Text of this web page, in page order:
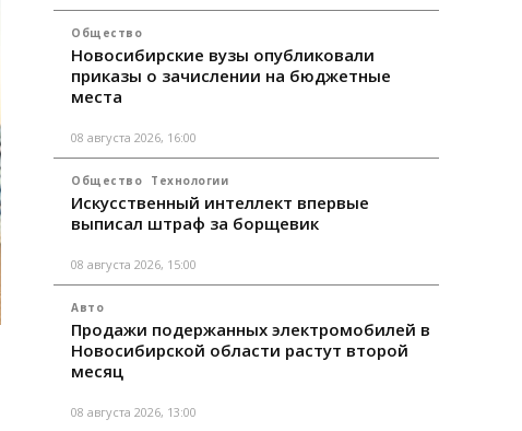
Общество
Новосибирские вузы опубликовали
приказы о зачислении на бюджетные
места
08 августа 2026, 16:00
Общество Технологии
Искусственный интеллект впервые
выписал штраф за борщевик
08 августа 2026, 15:00
Авто
Продажи подержанных электромобилей в
Новосибирской области растут второй
месяц
08 августа 2026, 13:00